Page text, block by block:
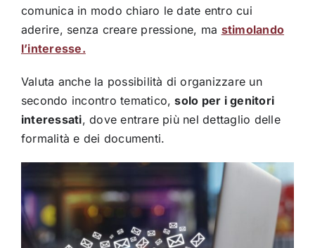
comunica in modo chiaro le date entro cui
aderire, senza creare pressione, ma stimolando
l’interesse.
Valuta anche la possibilità di organizzare un
secondo incontro tematico,solo per i genitori
interessati, dove entrare più nel dettaglio delle
formalità e dei documenti.